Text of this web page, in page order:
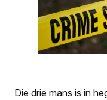
Die drie mans is in